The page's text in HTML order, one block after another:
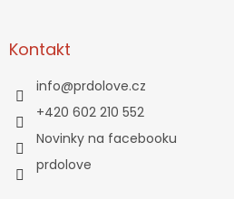
Kontakt
info@prdolove.cz
+420 602 210 552
Novinky na facebooku
prdolove